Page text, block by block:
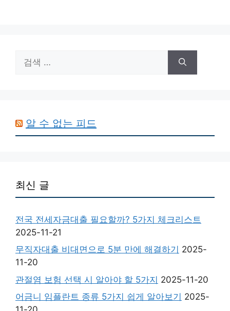
색:
알 수 없는 피드
최신 글
전국 전세자금대출 필요할까? 5가지 체크리스트
2025-11-21
무직자대출 비대면으로 5분 만에 해결하기 2025-
11-20
관절염 보험 선택 시 알아야 할 5가지 2025-11-20
어금니 임플란트 종류 5가지 쉽게 알아보기 2025-